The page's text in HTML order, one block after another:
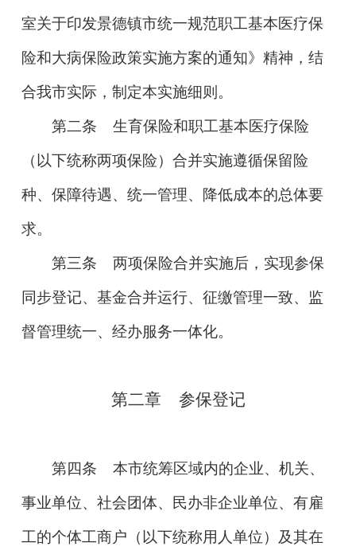
室关于印发景德镇市统一规范职工基本医疗保
险和大病保险政策实施方案的通知》精神，结
合我市实际，制定本实施细则。
第二条 生育保险和职工基本医疗保险
（以下统称两项保险）合并实施遵循保留险
种、保障待遇、统一管理、降低成本的总体要
求。
第三条 两项保险合并实施后，实现参保
同步登记、基金合并运行、征缴管理一致、监
督管理统一、经办服务一体化。
第二章 参保登记
第四条 本市统筹区域内的企业、机关、
事业单位、社会团体、民办非企业单位、有雇
工的个体工商户（以下统称用人单位）及其在